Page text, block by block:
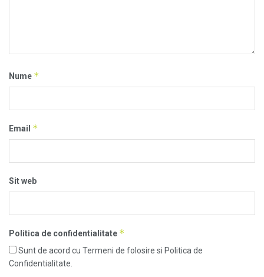
Nume *
Email *
Sit web
Politica de confidentialitate *
Sunt de acord cu Termeni de folosire si Politica de
Confidentialitate.